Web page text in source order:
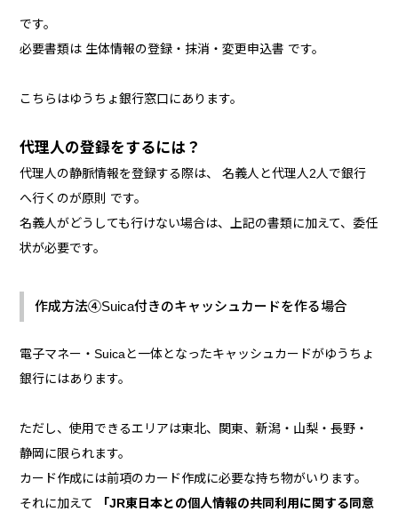
です。
必要書類は 生体情報の登録・抹消・変更申込書 です。
こちらはゆうちょ銀行窓口にあります。
代理人の登録をするには？
代理人の静脈情報を登録する際は、 名義人と代理人2人で銀行
へ行くのが原則 です。
名義人がどうしても行けない場合は、上記の書類に加えて、委任
状が必要です。
作成方法④Suica付きのキャッシュカードを作る場合
電子マネー・Suicaと一体となったキャッシュカードがゆうちょ
銀行にはあります。
ただし、使用できるエリアは東北、関東、新潟・山梨・長野・
静岡に限られます。
カード作成には前項のカード作成に必要な持ち物がいります。
それに加えて
「JR東日本との個人情報の共同利用に関する同意